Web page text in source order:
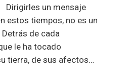
Dirigirles un mensaje
estos tiempos, no es un
de cada
le ha tocado
tierra, de sus afectos…